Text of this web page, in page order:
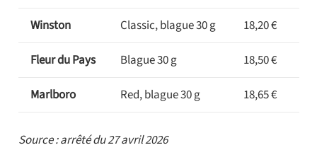
Winston Classic, blague 30 g 18,20 €
Fleur du Pays Blague 30 g 18,50 €
Marlboro Red, blague 30 g 18,65 €
Source : arrêté du 27 avril 2026